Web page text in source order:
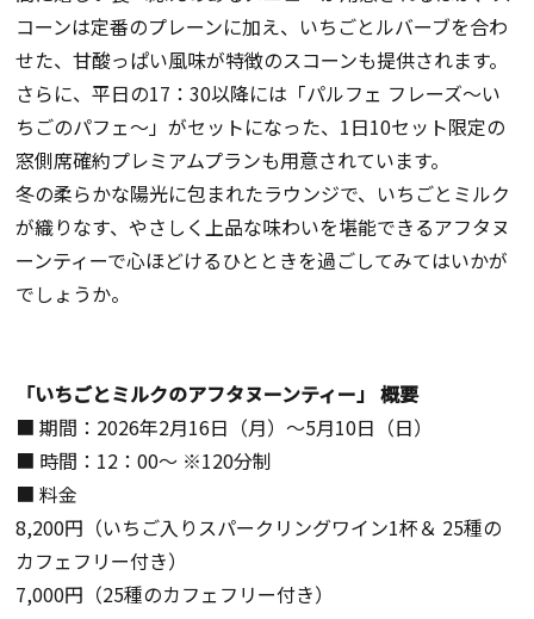
コーンは定番のプレーンに加え、いちごとルバーブを合わ
せた、甘酸っぱい風味が特徴のスコーンも提供されます。
さらに、平日の17：30以降には「パルフェ フレーズ〜い
ちごのパフェ〜」がセットになった、1日10セット限定の
窓側席確約プレミアムプランも用意されています。
冬の柔らかな陽光に包まれたラウンジで、いちごとミルク
が織りなす、やさしく上品な味わいを堪能できるアフタヌ
ーンティーで心ほどけるひとときを過ごしてみてはいかが
でしょうか。
「いちごとミルクのアフタヌーンティー」 概要
■ 期間：2026年2月16日（月）〜5月10日（日）
■ 時間：12：00〜 ※120分制
■ 料金
8,200円（いちご入りスパークリングワイン1杯＆ 25種の
カフェフリー付き）
7,000円（25種のカフェフリー付き）